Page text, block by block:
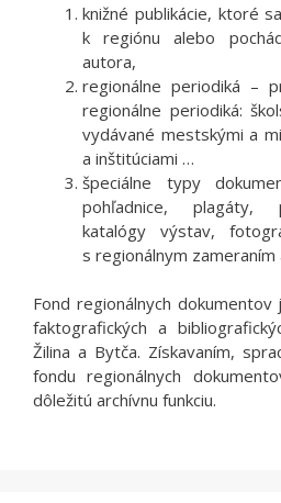
knižné publikácie, ktoré
k regiónu alebo
autora,
regionálne periodiká –
regionálne periodiká:
vydávané mestskými a
a inštitúciami …
špeciálne typy
pohľadnice, plagáty,
katalógy výstav,
s regionálnym zameraním
Fond regionálnych
faktografických a
Žilina a Bytča. Získavaním,
fondu regionálnych
dôležitú archívnu funkciu.